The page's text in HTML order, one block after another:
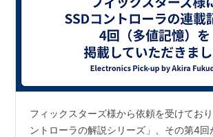
フィックスターズ様から依頼を受けてお
ントローラの解説シリーズ」、その第4回